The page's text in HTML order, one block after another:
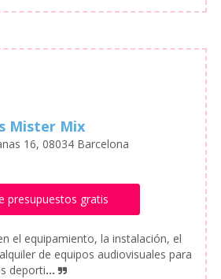
Mister Mix
16, 08034 Barcelona
presupuestos gratis
el equipamiento, la instalación, el
de equipos audiovisuales para
deporti...